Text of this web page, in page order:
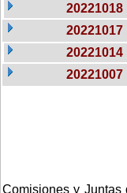
20221018
20221017
20221014
20221007
Comisiones y Juntas